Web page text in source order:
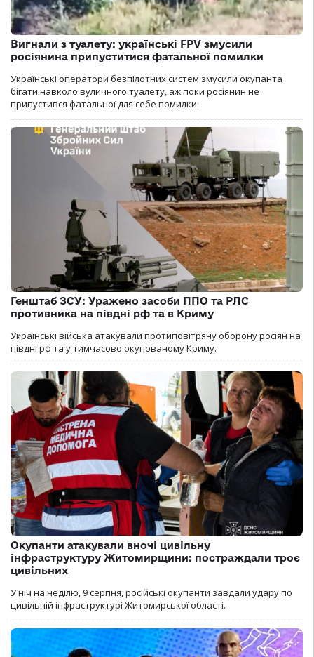
Вигнали з туалету: українські FPV змусили
росіянина припуститися фатальної помилки
Українські оператори безпілотних систем змусили окупанта
бігати навколо вуличного туалету, аж поки росіянин не
припустився фатальної для себе помилки.
Генштаб ЗСУ: Уражено засоби ППО та РЛС
противника на півдні рф та в Криму
Українські війська атакували протиповітряну оборону росіян на
півдні рф та у тимчасово окупованому Криму.
Окупанти атакували вночі цивільну
інфраструктуру Житомирщини: постраждали троє
цивільних
У ніч на неділю, 9 серпня, російські окупанти завдали удару по
цивільній інфраструктурі Житомирської області.